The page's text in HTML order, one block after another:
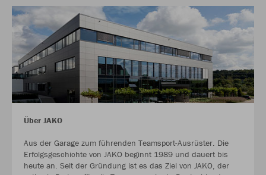
Über JAKO
Aus der Garage zum führenden Teamsport-Ausrüster. Die
Erfolgsgeschichte von JAKO beginnt 1989 und dauert bis
heute an. Seit der Gründung ist es das Ziel von JAKO, der